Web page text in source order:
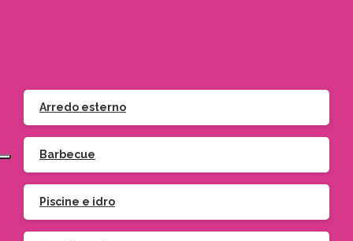
Arredo esterno
Barbecue
Piscine e idro